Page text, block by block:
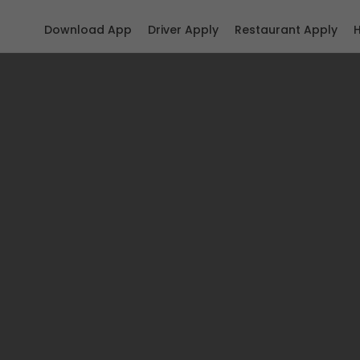
Restaurant Apply
Driver Apply
Download App